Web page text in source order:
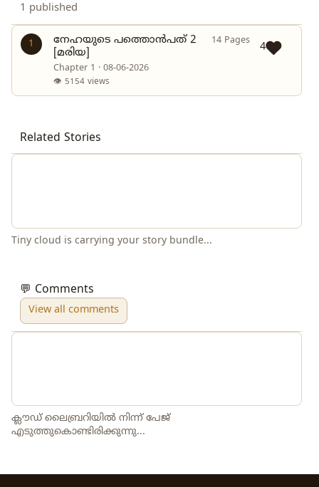
1 published
1
നേഹയുടെ പത്തൊൻപത് 2
[മരിയ]
14 Pages
Chapter 1 · 08-06-2026
👁 5154 views
4
Related Stories
Tiny cloud is carrying your story bundle...
💬 Comments
View all comments
ക്ലൗഡ് ലൈബ്രറിയിൽ നിന്ന് പേജ്
എടുത്തുകൊണ്ടിരിക്കുന്നു...